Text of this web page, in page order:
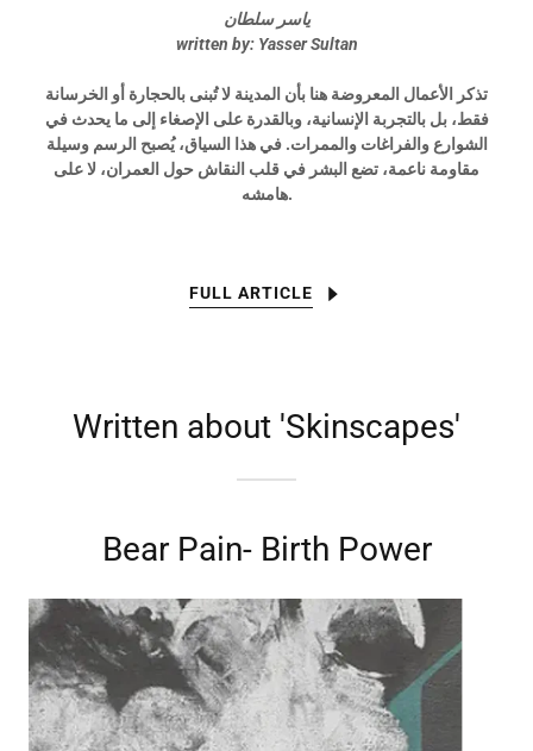
ياسر سلطان
written by: Yasser Sultan
تذكر الأعمال المعروضة هنا بأن المدينة لا تُبنى بالحجارة أو الخرسانة
فقط، بل بالتجربة الإنسانية، وبالقدرة على الإصغاء إلى ما يحدث في
الشوارع والفراغات والممرات. في هذا السياق، يُصبح الرسم وسيلة
مقاومة ناعمة، تضع البشر في قلب النقاش حول العمران، لا على
هامشه.
FULL ARTICLE
Written about 'Skinscapes'
Bear Pain- Birth Power